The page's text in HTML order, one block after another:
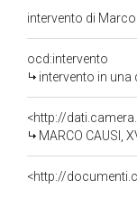
intervento di Marco
ocd:intervento
intervento in
<http://
MARCO CAUSI,